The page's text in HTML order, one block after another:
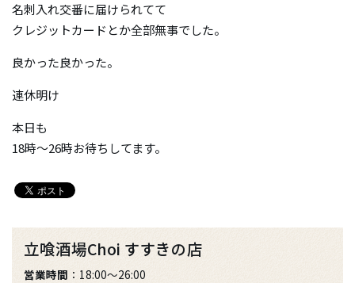
名刺入れ交番に届けられてて
クレジットカードとか全部無事でした。
良かった良かった。
連休明け
本日も
18時〜26時お待ちしてます。
立喰酒場Choi すすきの店
営業時間 ：18:00～26:00